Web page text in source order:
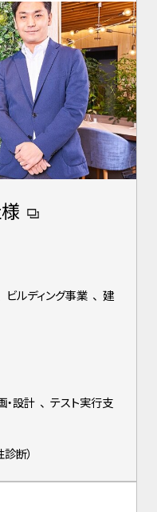
ビルディング事業 、 建
・設計 、 テスト実行支
診断）